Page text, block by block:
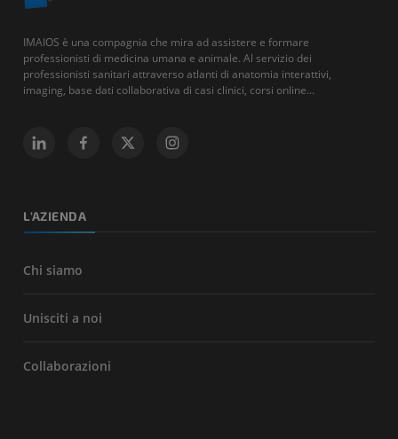
IMAIOS è una compagnia che mira ad assistere e formare
professionisti di medicina umana e animale. Al servizio dei
professionisti sanitari attraverso atlanti di anatomia interattivi,
imaging, base dati collaborativa di casi clinici, corsi online...
L'AZIENDA
Chi siamo
Unisciti a noi
Collaborazioni